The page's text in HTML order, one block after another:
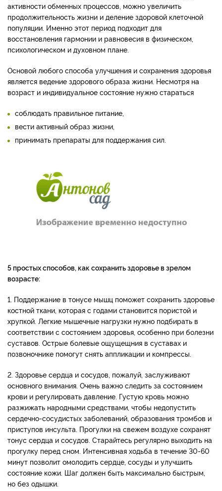
активности обменных процессов, можно увеличить
продолжительность жизни и деление здоровой клеточной
популяции. Именно этот период подходит для
восстановления гармонии и равновесия в физическом,
психологическом и духовном плане.
Основой любого способа улучшения и сохранения здоровья
является ведение здорового образа жизни. Несмотря на
возраст и индивидуальное состояние нужно стараться
соблюдать правильное питание,
вести активный образ жизни,
принимать препараты для поддержания сил.
5 простых способов, как сохранить здоровье в зрелом
возрасте:
1. Поддержание в тонусе мышц поможет сохранить здоровье
костной ткани, которая с годами становится пористой и
хрупкой. Легкие мышечные нагрузки нужно подбирать в
соответствии с состоянием здоровья, особенно при болезни
суставов. Острые болевые ощущещния в суставах и
позвоночнике помогут снять аппликации и компрессы.
2. Здоровье сердца и сосудов, пожалуй, заслуживают
основного внимания. Очень важно следить за состоянием
крови и регулировать давление. Густую кровь можно
разжижать народными средствами, чтобы недопустить
сердечно-сосудистых заболеваний, образования тромбов и
приступов инсульта. Прогулки на свежем воздухе сохранят
тонус сердца и сосудов. Старайтесь регулярно выходить на
прогулку перед сном. Интенсивная ходьба в течение 30-60
минут позволит омолодить сердце, сосуды и улучшить
состояние кожи. Шаг должен быть максимально быстрым,
но без одышки.